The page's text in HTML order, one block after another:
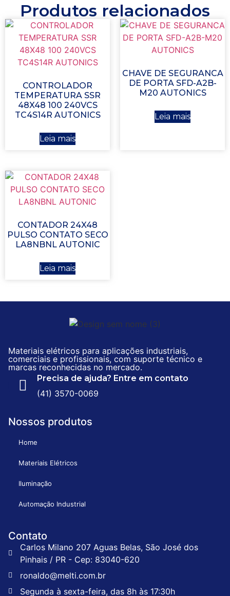
Produtos relacionados
CONTROLADOR
TEMPERATURA SSR
48X48 100 240VCS
TC4S14R AUTONICS
Leia mais
CHAVE DE SEGURANCA
DE PORTA SFD-A2B-
M20 AUTONICS
Leia mais
CONTADOR 24X48
PULSO CONTATO SECO
LA8NBNL AUTONIC
Leia mais
Materiais elétricos para aplicações industriais,
comerciais e profissionais, com suporte técnico e
marcas reconhecidas no mercado.
Precisa de ajuda? Entre em contato
(41) 3570-0069
Nossos produtos
Home
Materiais Elétricos
Iluminação
Automação Industrial
Contato
Carlos Milano 207 Aguas Belas, São José dos
Pinhais / PR - Cep: 83040-620
ronaldo@melti.com.br
Segunda à sexta-feira, das 8h às 17:30h